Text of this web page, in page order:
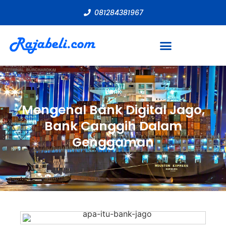
081284381967
Bank
Mengenal Bank Digital Jago,
Bank Canggih Dalam
Genggaman